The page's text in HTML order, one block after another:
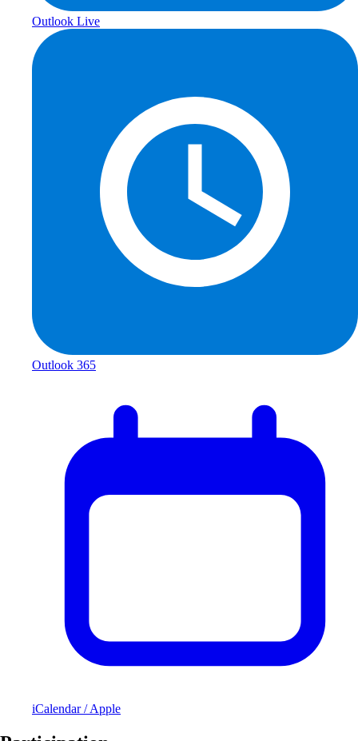
Outlook Live
Outlook 365
iCalendar / Apple